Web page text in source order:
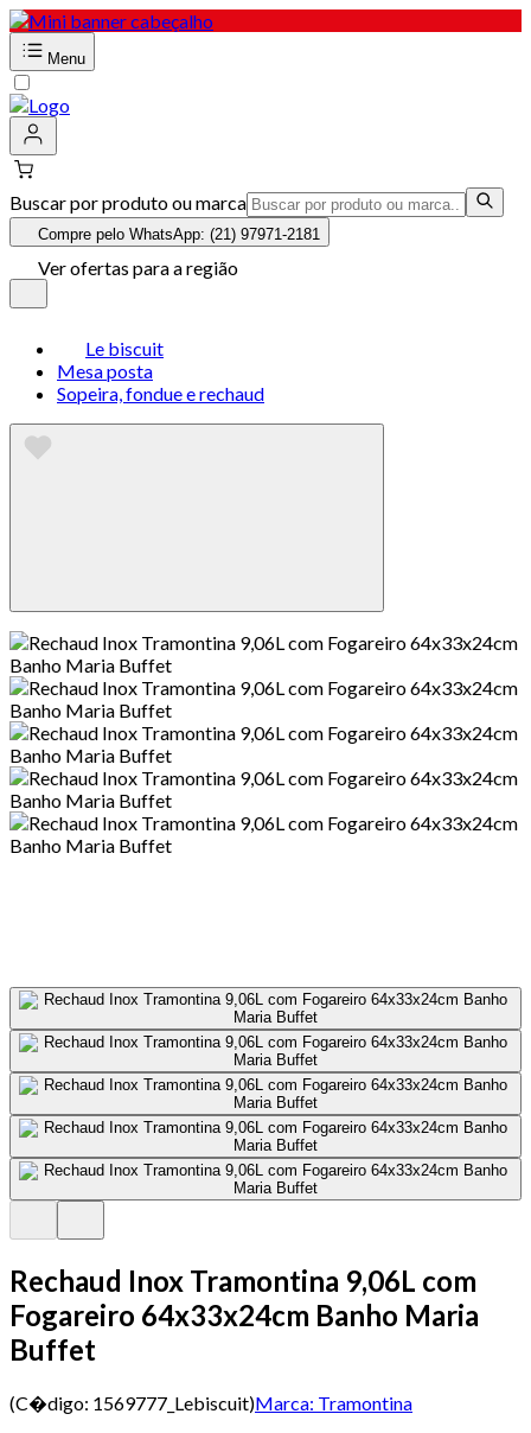
Menu
Buscar por produto ou marca
Compre pelo WhatsApp: (21) 97971-2181
Ver ofertas para a região
Le biscuit
Mesa posta
Sopeira, fondue e rechaud
Rechaud Inox Tramontina 9,06L com
Fogareiro 64x33x24cm Banho Maria
Buffet
(C�digo: 1569777_Lebiscuit)Marca: Tramontina